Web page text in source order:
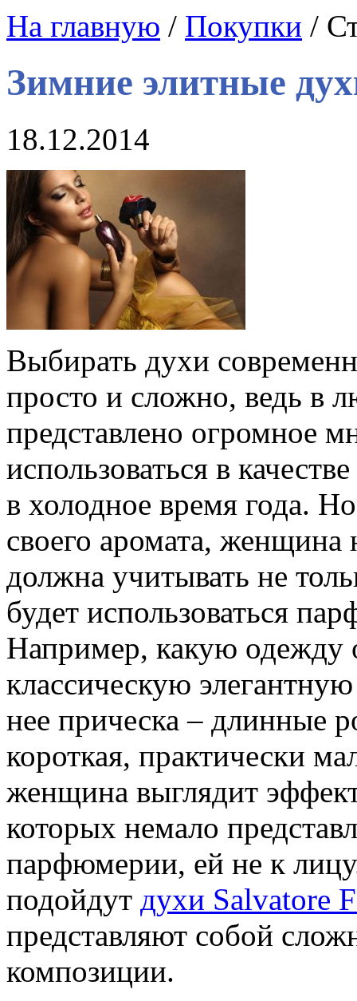
На главную / Покупки /
Зимние элитные
18.12.2014
Выбирать духи
просто и сложно, ведь в
представлено огромное
использоваться в
в холодное время года.
своего аромата, женщина
должна учитывать не
будет использоваться
Например, какую одежду
классическую
нее прическа – длинные
короткая, практически
женщина выглядит
которых немало
парфюмерии, ей не к
подойдут духи Salvatore
представляют собой
композиции.